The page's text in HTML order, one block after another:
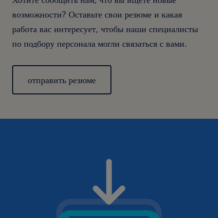
возможности? Оставьте свои резюме и какая
работа вас интересует, чтобы наши специалисты
по подбору персонала могли связаться с вами.
отправить резюме